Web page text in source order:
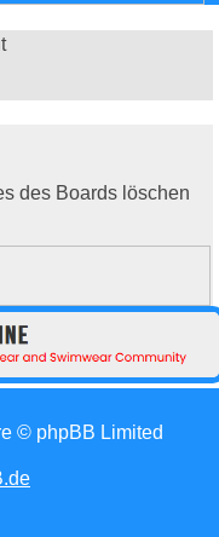
des Boards löschen
© phpBB Limited